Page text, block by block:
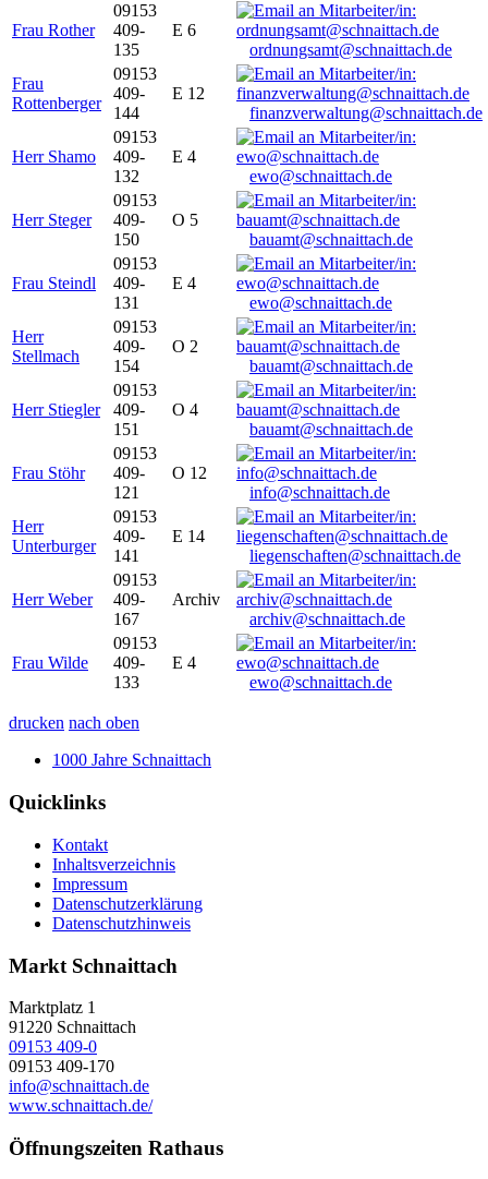
Frau Rother
09153
409-
135
E 6
ordnungsamt@schnaittach.de
Frau
Rottenberger
09153
409-
144
E 12
finanzverwaltung@schnaittach.de
Herr Shamo
09153
409-
132
E 4
ewo@schnaittach.de
Herr Steger
09153
409-
150
O 5
bauamt@schnaittach.de
Frau Steindl
09153
409-
131
E 4
ewo@schnaittach.de
Herr
Stellmach
09153
409-
154
O 2
bauamt@schnaittach.de
Herr Stiegler
09153
409-
151
O 4
bauamt@schnaittach.de
Frau Stöhr
09153
409-
121
O 12
info@schnaittach.de
Herr
Unterburger
09153
409-
141
E 14
liegenschaften@schnaittach.de
Herr Weber
09153
409-
167
Archiv
archiv@schnaittach.de
Frau Wilde
09153
409-
133
E 4
ewo@schnaittach.de
drucken nach oben
1000 Jahre Schnaittach
Quicklinks
Kontakt
Inhaltsverzeichnis
Impressum
Datenschutzerklärung
Datenschutzhinweis
Markt Schnaittach
Marktplatz 1
91220 Schnaittach
09153 409-0
09153 409-170
info@schnaittach.de
www.schnaittach.de/
Öffnungszeiten Rathaus